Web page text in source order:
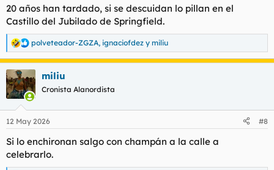
K#rma y cejas de capa caida
20 años han tardado, si se descuidan lo pillan en el
Castillo del Jubilado de Springfield.
R
e
a
c
c
i
e
:
polveteador-ZGZA, ignaciofdez y miliu
miliu
Cronista Alanordista
12 May 2026 #8
Si lo enchironan salgo con champán a la calle a
celebrarlo.